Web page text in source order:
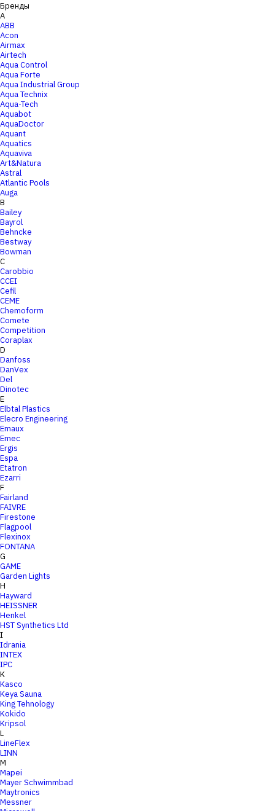
Бренды
A
ABB
Acon
Airmax
Airtech
Aqua Control
Aqua Forte
Aqua Industrial Group
Aqua Technix
Aqua-Tech
Aquabot
AquaDoctor
Aquant
Aquatics
Aquaviva
Art&Natura
Astral
Atlantic Pools
Auga
B
Bailey
Bayrol
Behncke
Bestway
Bowman
C
Carobbio
CCEI
Cefil
CEME
Chemoform
Comete
Competition
Coraplax
D
Danfoss
DanVex
Del
Dinotec
E
Elbtal Plastics
Elecro Engineering
Emaux
Emec
Ergis
Espa
Etatron
Ezarri
F
Fairland
FAIVRE
Firestone
Flagpool
Flexinox
FONTANA
G
GAME
Garden Lights
H
Hayward
HEISSNER
Henkel
HST Synthetics Ltd
I
Idrania
INTEX
IPC
K
Kasco
Keya Sauna
King Tehnology
Kokido
Kripsol
L
LineFlex
LINN
M
Mapei
Mayer Schwimmbad
Maytronics
Messner